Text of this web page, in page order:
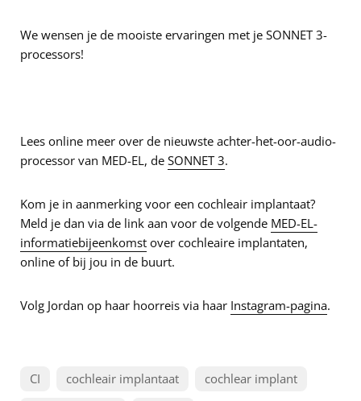
We wensen je de mooiste ervaringen met je SONNET 3-
processors!
Lees online meer over de nieuwste achter-het-oor-audio-
processor van MED-EL, de SONNET 3.
Kom je in aanmerking voor een cochleair implantaat?
Meld je dan via de link aan voor de volgende MED-EL-
informatiebijeenkomst over cochleaire implantaten,
online of bij jou in de buurt.
Volg Jordan op haar hoorreis via haar Instagram-pagina.
CI cochleair implantaat
cochlear implant